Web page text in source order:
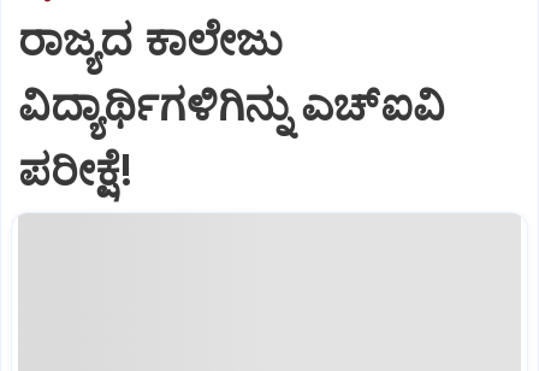
ರಾಜ್ಯದ ಕಾಲೇಜು
ವಿದ್ಯಾರ್ಥಿಗಳಿಗಿನ್ನು ಎಚ್‌ಐವಿ
ಪರೀಕ್ಷೆ!